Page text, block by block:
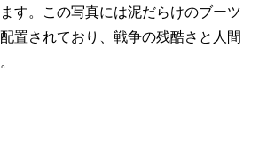
す。この写真には泥だらけのブーツ
置されており、戦争の残酷さと人間